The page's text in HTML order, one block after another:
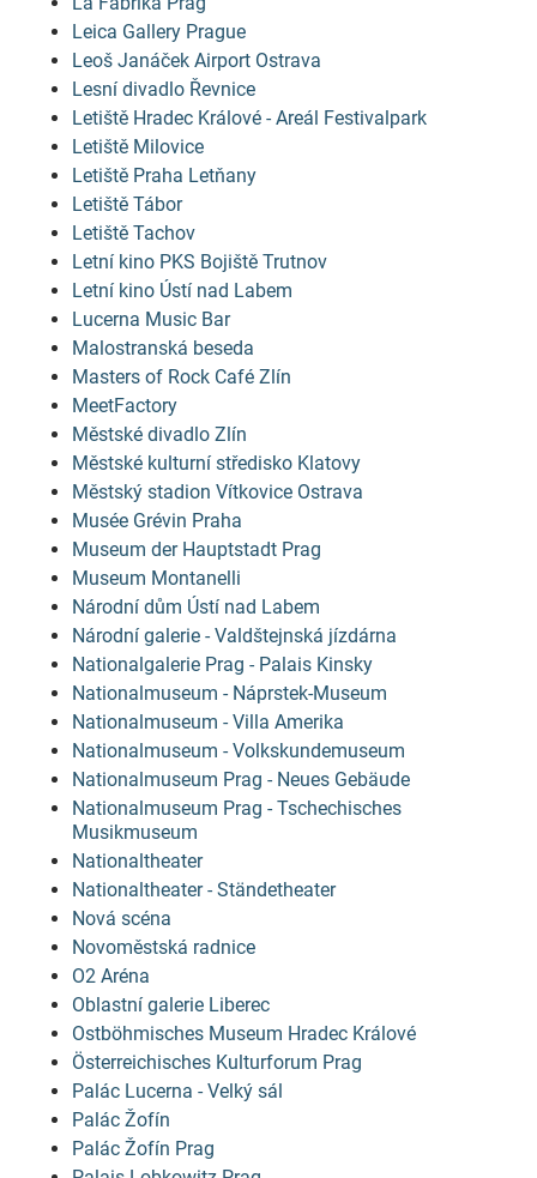
Leica Gallery Prague
Leoš Janáček Airport Ostrava
Lesní divadlo Řevnice
Letiště Hradec Králové - Areál Festivalpark
Letiště Milovice
Letiště Praha Letňany
Letiště Tábor
Letiště Tachov
Letní kino PKS Bojiště Trutnov
Letní kino Ústí nad Labem
Lucerna Music Bar
Malostranská beseda
Masters of Rock Café Zlín
MeetFactory
Městské divadlo Zlín
Městské kulturní středisko Klatovy
Městský stadion Vítkovice Ostrava
Musée Grévin Praha
Museum der Hauptstadt Prag
Museum Montanelli
Národní dům Ústí nad Labem
Národní galerie - Valdštejnská jízdárna
Nationalgalerie Prag - Palais Kinsky
Nationalmuseum - Náprstek-Museum
Nationalmuseum - Villa Amerika
Nationalmuseum - Volkskundemuseum
Nationalmuseum Prag - Neues Gebäude
Nationalmuseum Prag - Tschechisches
Musikmuseum
Nationaltheater
Nationaltheater - Ständetheater
Nová scéna
Novoměstská radnice
O2 Aréna
Oblastní galerie Liberec
Ostböhmisches Museum Hradec Králové
Österreichisches Kulturforum Prag
Palác Lucerna - Velký sál
Palác Žofín
Palác Žofín Prag